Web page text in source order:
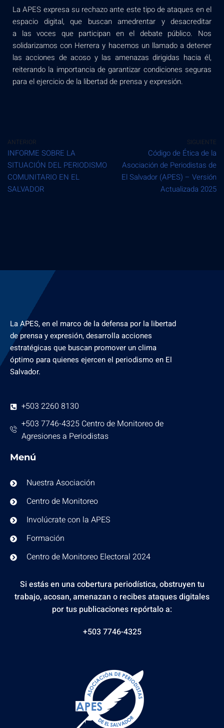
La APES expresa su rechazo ante este tipo de ataques en el
espacio digital, que buscan amedrentar y desacreditar
a las voces que participan en el debate público. Nos
solidarizamos con Herrera y hacemos un llamado a detener
las acciones de acoso y las amenazas dirigidas hacia él,
reiterando la importancia de garantizar condiciones seguras
para el ejercicio de la libertad de prensa y expresión.
ANTERIOR
INFORME SOBRE LA
SITUACIÓN DEL PERIODISMO
COMUNITARIO EN EL
SALVADOR
SIGUIENTE
Código de Ética de la
Asociación de Periodistas de
El Salvador (APES) – Versión
Actualizada 2025
La APES, en el marco de la defensa por la libertad
de prensa y expresión, desarrolla acciones
estratégicas que buscan promover un clima
óptimo para quienes ejercen el periodismo en El
Salvador.
+503 2260 8130
+503 7746-4325 Centro de Monitoreo de
Agresiones a Periodistas
Menú
Nuestra Asociación
Centro de Monitoreo
Involúcrate con la APES
Formación
Centro de Monitoreo Electoral 2024
Si estás en una cobertura periodística, obstruyen tu
trabajo, acosan, amenazan o recibes ataques digitales
por tus publicaciones repórtalo a:
+503 7746-4325